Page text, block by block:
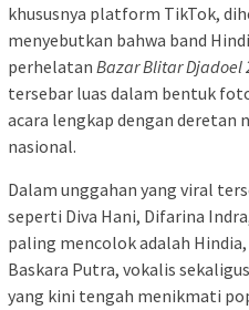
khususnya platform TikTok,
menyebutkan bahwa band
perhelatan Bazar Blitar Djadoel
tersebar luas dalam bentuk
acara lengkap dengan deretan
nasional.
Dalam unggahan yang viral
seperti Diva Hani, Difarina
paling mencolok adalah
Baskara Putra, vokalis
yang kini tengah menikmati